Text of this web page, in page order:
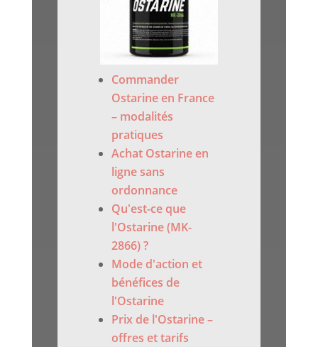
Commander
Ostarine en France
– modalités
pratiques
Achat Ostarine en
ligne sans
ordonnance
Qu'est-ce que
l'Ostarine (MK-
2866) ?
Mode d'action et
bénéfices de
l'Ostarine
Prix de l'Ostarine –
offres et tarifs